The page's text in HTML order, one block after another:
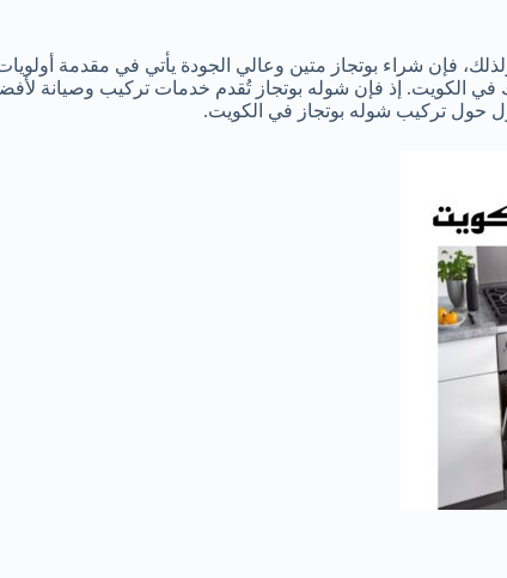
فإن شراء بوتجاز متين وعالي الجودة يأتي في مقدمة
في الكويت. إذ فإن شوله بوتجاز تُقدم خدمات تركيب وصيانة
حول تركيب شوله بوتجاز في الكويت.